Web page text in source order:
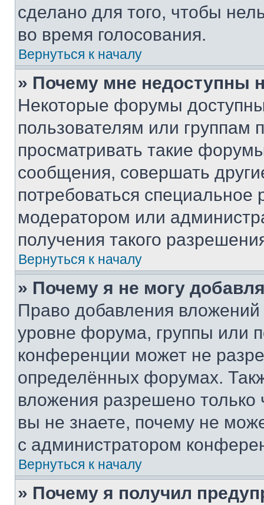
сделано для того, чтобы
во время голосования.
Вернуться к началу
» Почему мне недоступны
Некоторые форумы
пользователям или группам
просматривать такие
сообщения, совершать
потребоваться
модератором или
получения такого
Вернуться к началу
» Почему я не могу
Право добавления
уровне форума, группы или
конференции может не
определённых форумах.
вложения разрешено
вы не знаете, почему не
с администратором
Вернуться к началу
» Почему я получил